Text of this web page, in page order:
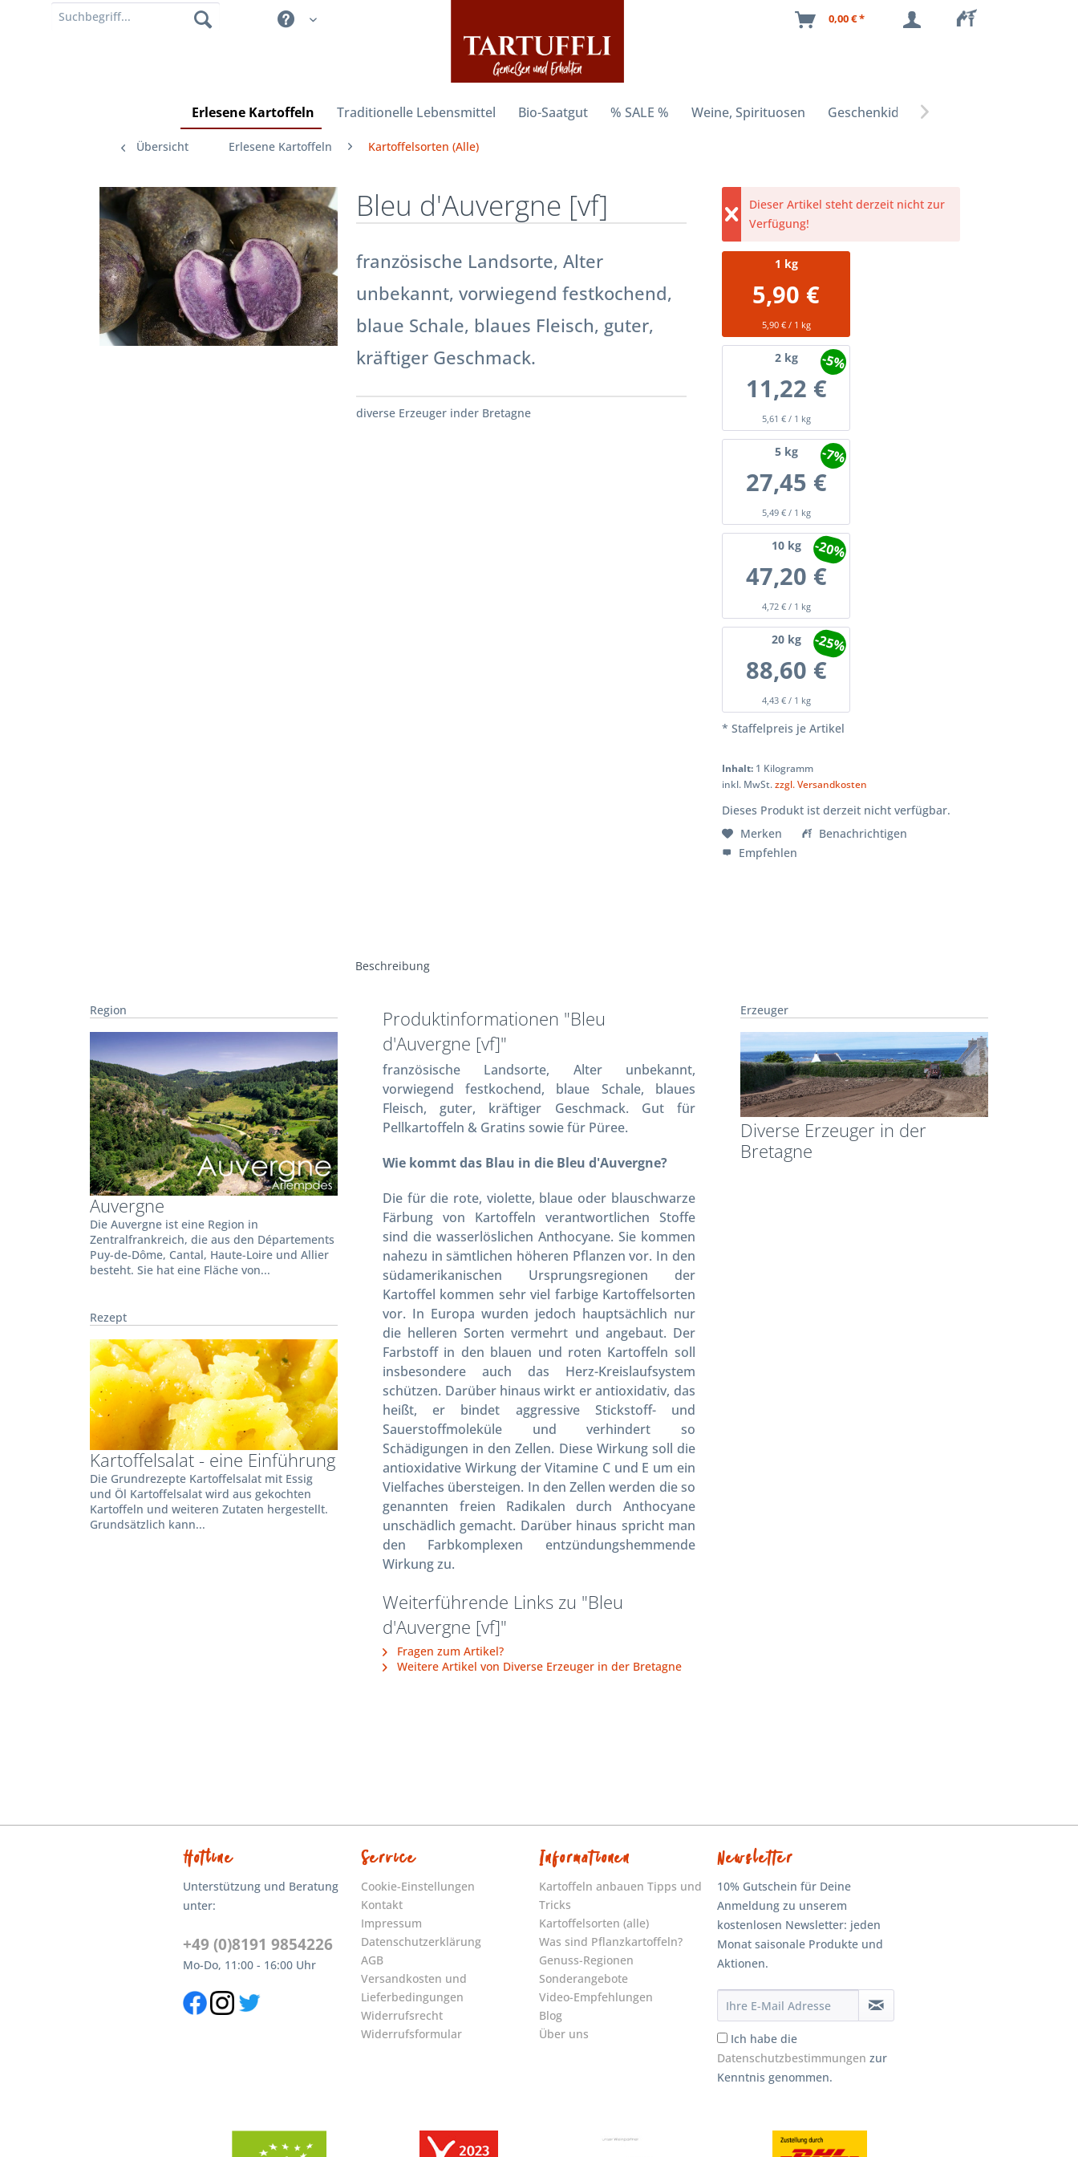
0,00 € *
Erlesene Kartoffeln Traditionelle Lebensmittel Bio-Saatgut % SALE % Weine, Spirituosen Geschenkideen
Übersicht Erlesene Kartoffeln Kartoffelsorten (Alle)
Bleu d'Auvergne [vf]
französische Landsorte, Alter
unbekannt, vorwiegend festkochend,
blaue Schale, blaues Fleisch, guter,
kräftiger Geschmack.
diverse Erzeuger inder Bretagne
Dieser Artikel steht derzeit nicht zur
Verfügung!
1 kg
5,90 €
5,90 € / 1 kg
2kg
11,22 €
5,61 € / 1 kg
-5%
5kg
27,45 €
5,49 € / 1 kg
-7%
10kg
47,20 €
4,72 € / 1 kg
-20%
20kg
88,60 €
4,43 € / 1 kg
-25%
* Staffelpreis je Artikel
Inhalt: 1 Kilogramm
inkl. MwSt.zzgl. Versandkosten
Dieses Produkt ist derzeit nicht verfügbar.
Merken
Benachrichtigen
Empfehlen
Region
Auvergne
Die Auvergne ist eine Region in
Zentralfrankreich, die aus den Départements
Puy-de-Dôme, Cantal, Haute-Loire und Allier
besteht. Sie hat eine Fläche von...
Rezept
Kartoffelsalat - eine Einführung
Die Grundrezepte Kartoffelsalat mit Essig
und Öl Kartoffelsalat wird aus gekochten
Kartoffeln und weiteren Zutaten hergestellt.
Grundsätzlich kann...
Beschreibung
Produktinformationen "Bleu
d'Auvergne [vf]"
französische Landsorte, Alter unbekannt,
vorwiegend festkochend, blaue Schale, blaues
Fleisch, guter, kräftiger Geschmack. Gut für
Pellkartoffeln & Gratins sowie für Püree.
Wie kommt das Blau in die Bleu d'Auvergne?
Die für die rote, violette, blaue oder blauschwarze
Färbung von Kartoffeln verantwortlichen Stoffe
sind die wasserlöslichen Anthocyane. Sie kommen
nahezu in sämtlichen höheren Pflanzen vor. In den
südamerikanischen Ursprungsregionen der
Kartoffel kommen sehr viel farbige Kartoffelsorten
vor. In Europa wurden jedoch hauptsächlich nur
die helleren Sorten vermehrt und angebaut. Der
Farbstoff in den blauen und roten Kartoffeln soll
insbesondere auch das Herz-Kreislaufsystem
schützen. Darüber hinaus wirkt er antioxidativ, das
heißt, er bindet aggressive Stickstoff- und
Sauerstoffmoleküle und verhindert so
Schädigungen in den Zellen. Diese Wirkung soll die
antioxidative Wirkung der Vitamine C und E um ein
Vielfaches übersteigen. In den Zellen werden die so
genannten freien Radikalen durch Anthocyane
unschädlich gemacht. Darüber hinaus spricht man
den Farbkomplexen entzündungshemmende
Wirkung zu.
Weiterführende Links zu "Bleu
d'Auvergne [vf]"
Fragen zum Artikel?
Weitere Artikel von Diverse Erzeuger in der Bretagne
Erzeuger
Diverse Erzeuger in der
Bretagne
Hotline
Unterstützung und Beratung
unter:
+49 (0)8191 9854226
Mo-Do, 11:00 - 16:00 Uhr
Service
Cookie-Einstellungen
Kontakt
Impressum
Datenschutzerklärung
AGB
Versandkosten und
Lieferbedingungen
Widerrufsrecht
Widerrufsformular
Informationen
Kartoffeln anbauen Tipps und
Tricks
Kartoffelsorten (alle)
Was sind Pflanzkartoffeln?
Genuss-Regionen
Sonderangebote
Video-Empfehlungen
Blog
Über uns
Newsletter
10% Gutschein für Deine
Anmeldung zu unserem
kostenlosen Newsletter: jeden
Monat saisonale Produkte und
Aktionen.
Ich habe die
Datenschutzbestimmungen zur
Kenntnis genommen.